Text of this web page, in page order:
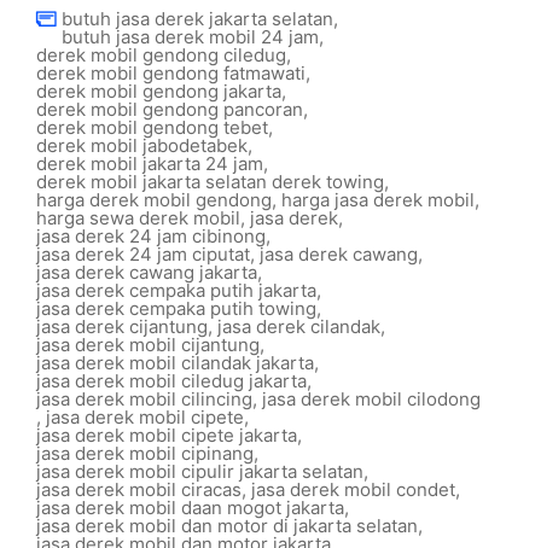
butuh jasa derek jakarta selatan,
butuh jasa derek mobil 24 jam,
derek mobil gendong ciledug,
derek mobil gendong fatmawati,
derek mobil gendong jakarta,
derek mobil gendong pancoran,
derek mobil gendong tebet,
derek mobil jabodetabek,
derek mobil jakarta 24 jam,
derek mobil jakarta selatan derek towing,
harga derek mobil gendong, harga jasa derek mobil,
harga sewa derek mobil, jasa derek,
jasa derek 24 jam cibinong,
jasa derek 24 jam ciputat,jasa derek cawang,
jasa derek cawang jakarta,
jasa derek cempaka putih jakarta,
jasa derek cempaka putih towing,
jasa derek cijantung, jasa derek cilandak,
jasa derek mobil cijantung,
jasa derek mobil cilandak jakarta,
jasa derek mobil ciledug jakarta,
jasa derek mobil cilincing, jasa derek mobil cilodong
, jasa derek mobil cipete,
jasa derek mobil cipete jakarta,
jasa derek mobil cipinang,
jasa derek mobil cipulir jakarta selatan,
jasa derek mobil ciracas, jasa derek mobil condet,
jasa derek mobil daan mogot jakarta,
jasa derek mobil dan motor di jakarta selatan,